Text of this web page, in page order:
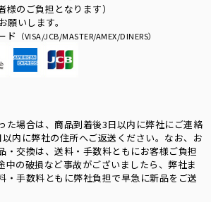
のご負担となります）
願いします。
ド
（VISA/JCB/MASTER/AMEX/DINERS）
た場合は、商品到着後3日以内に弊社にご連絡
内に弊社の住所へご返送ください。なお、お
・交換は、送料・手数料ともにお客様ご負担
中の破損など事故がございましたら、弊社ま
・手数料ともに弊社負担で早急に新品をご送